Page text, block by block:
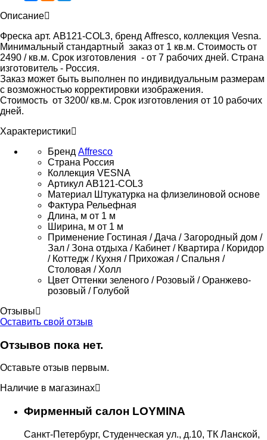
Описание
Фреска арт. AB121-COL3, бренд Affresco, коллекция Vesna.
Минимальный стандартный заказ от 1 кв.м. Стоимость от
2490 / кв.м. Срок изготовления - от 7 рабочих дней. Страна
изготовитель - Россия.
Заказ может быть выполнен по индивидуальным размерам
с возможностью корректировки изображения.
Стоимость от 3200/ кв.м. Срок изготовления от 10 рабочих
дней.
Характеристики
Бренд Affresco
Страна Россия
Коллекция VESNA
Артикул AB121-COL3
Материал Штукатурка на флизелиновой основе
Фактура Рельефная
Длина, м от 1 м
Ширина, м от 1 м
Применение Гостиная / Дача / Загородный дом /
Зал / Зона отдыха / Кабинет / Квартира / Коридор
/ Коттедж / Кухня / Прихожая / Спальня /
Столовая / Холл
Цвет Оттенки зеленого / Розовый / Оранжево-
розовый / Голубой
Отзывы
Оставить свой отзыв
Отзывов пока нет.
Оставьте отзыв первым.
Наличие в магазинах
Фирменный салон LOYMINA
Санкт-Петербург, Студенческая ул., д.10, ТК Ланской,